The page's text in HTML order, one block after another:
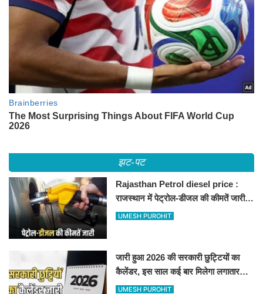
झट-पट
Rajasthan Petrol diesel price :
राजस्थान में पेट्रोल-डीजल की कीमतें जारी,
जानिए बीकानेर समेत पुरे प्रदेश में नए रेट
UMESH PUROHIT
जारी हुआ 2026 की सरकारी छुट्टियों का
कैलेंडर, इस साल कई बार मिलेगा लगातार
अवकाश, देखें
UMESH PUROHIT